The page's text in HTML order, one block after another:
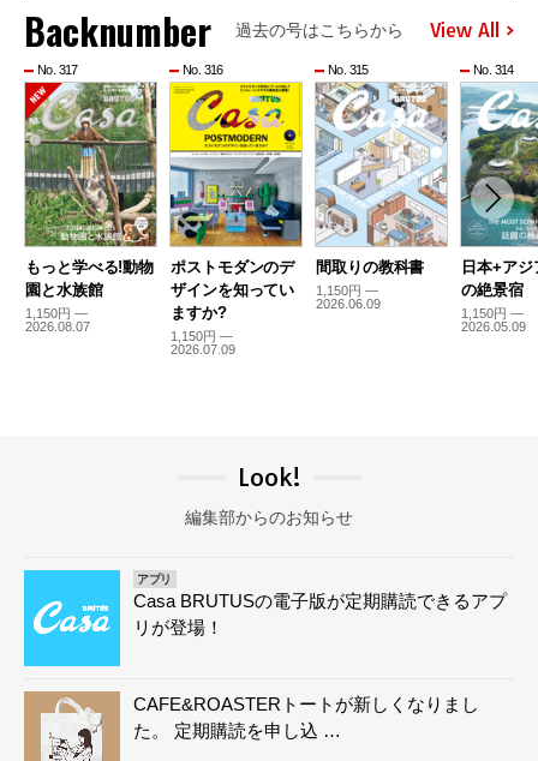
Backnumber 過去の号はこちらから View All
No. 317
もっと学べる!動物
園と水族館
1,150円 —
2026.08.07
No. 316
ポストモダンのデ
ザインを知ってい
ますか?
1,150円 —
2026.07.09
No. 315
間取りの教科書
1,150円 —
2026.06.09
No. 314
日本+アジ
の絶景宿
1,150円 —
2026.05.09
Look!
編集部からのお知らせ
アプリ
Casa BRUTUSの電子版が定期購読できるアプ
リが登場！
CAFE&ROASTERトートが新しくなりまし
た。 定期購読を申し込 …